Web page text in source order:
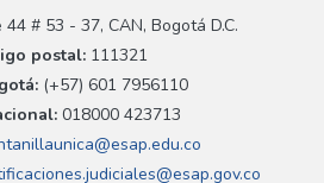
# 53 - 37, CAN, Bogotá D.C.
postal: 111321
(+57) 601 7956110
018000 423713